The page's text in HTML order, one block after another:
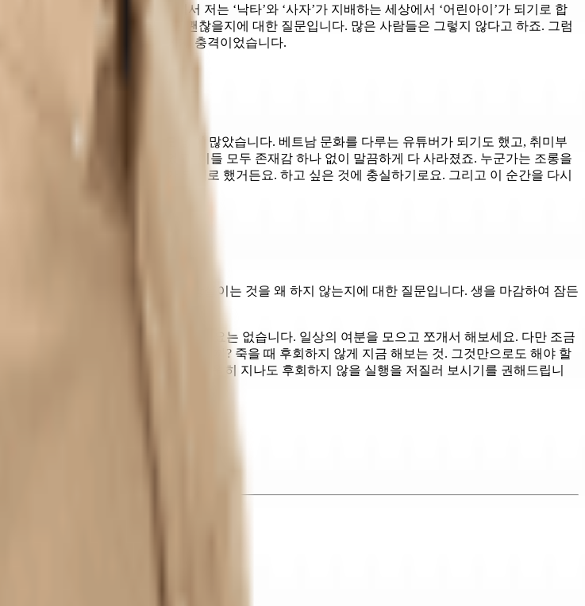
변화시키는 존재입니다. 여기서 저는 ‘낙타’와 ‘사자’가 지배하는 세상에서 ‘어린아이’가 되기로 합
애에 똑같이, 동일하게 살아도 괜찮을지에 대한 질문입니다. 많은 사람들은 그렇지 않다고 하죠. 그럼
않느냐고. 이 두 가지는 저에게 충격이었습니다.
들었다가 사라진 부캐가 수도 없이 많았습니다. 베트남 문화를 다루는 유튜버가 되기도 했고, 취미부
웹툰까지 많은 시도가 있었고, 이들 모두 존재감 하나 없이 말끔하게 다 사라졌죠. 누군가는 조롱을
없었습니다. 저는 어린아이가 되기로 했거든요. 하고 싶은 것에 충실하기로요. 그리고 이 순간을 다시
해드리고 싶은 말은, 할까 말까 망설이는 것을 왜 하지 않는지에 대한 질문입니다. 생을 마감하여 잠든
고 싶은 것을 해보시길 바랍니다.
멈추고, 일상의 모든 것을 내걸고 할 필요는 없습니다. 일상의 여분을 모으고 쪼개서 해보세요. 다만 조금
하시기 바랍니다
. 실패하면 어떻습니까? 죽을 때 후회하지 않게 지금 해보는 것. 그것만으로도 해야 할
것인가요? 어린아이처럼 꺼내서 영원히 지나도 후회하지 않을 실행을 저질러 보시기를 권해드립니